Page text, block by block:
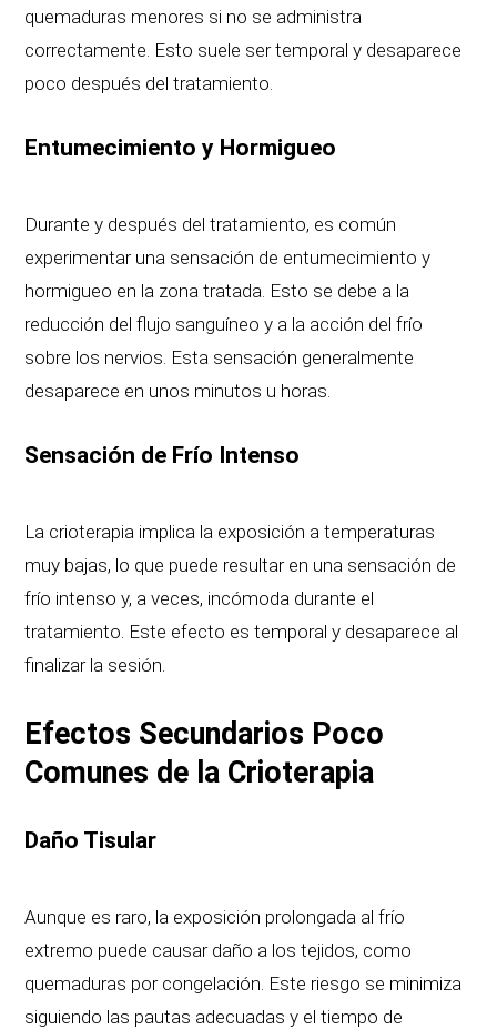
quemaduras menores si no se administra
correctamente. Esto suele ser temporal y desaparece
poco después del tratamiento.
Entumecimiento y Hormigueo
Durante y después del tratamiento, es común
experimentar una sensación de entumecimiento y
hormigueo en la zona tratada. Esto se debe a la
reducción del flujo sanguíneo y a la acción del frío
sobre los nervios. Esta sensación generalmente
desaparece en unos minutos u horas.
Sensación de Frío Intenso
La crioterapia implica la exposición a temperaturas
muy bajas, lo que puede resultar en una sensación de
frío intenso y, a veces, incómoda durante el
tratamiento. Este efecto es temporal y desaparece al
finalizar la sesión.
Efectos Secundarios Poco
Comunes de la Crioterapia
Daño Tisular
Aunque es raro, la exposición prolongada al frío
extremo puede causar daño a los tejidos, como
quemaduras por congelación. Este riesgo se minimiza
siguiendo las pautas adecuadas y el tiempo de